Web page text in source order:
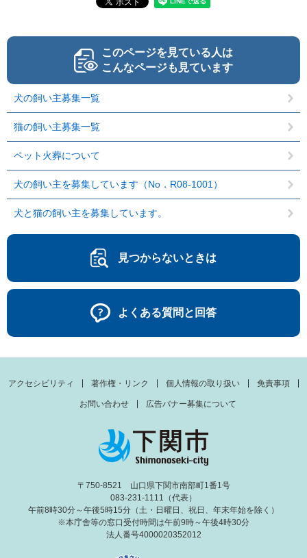
このページを見ている人は
こんなページも見ています
犬の飼い主募集一覧
猫の飼い主募集一覧
ペット火葬について
犬の飼い主を募集しています（No．R08-1001）
犬と猫の飼い主を募集しています。
見つからないときは
よくある質問と回答
アクセシビリティ 著作権・リンク 個人情報の取り扱い 免責事項
お問い合わせ 広告バナー募集について
〒750-8521 山口県下関市南部町1番1号
083-231-1111（代表）
午前8時30分～午後5時15分（土・日曜日、祝日、年末年始を除く）
※本庁舎等の窓口受付時間は午前9時～午後4時30分
法人番号4000020352012